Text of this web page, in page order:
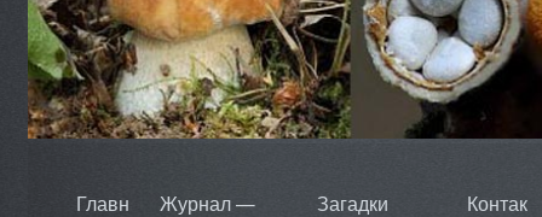
Главн
Журнал —
Загадки
Контак